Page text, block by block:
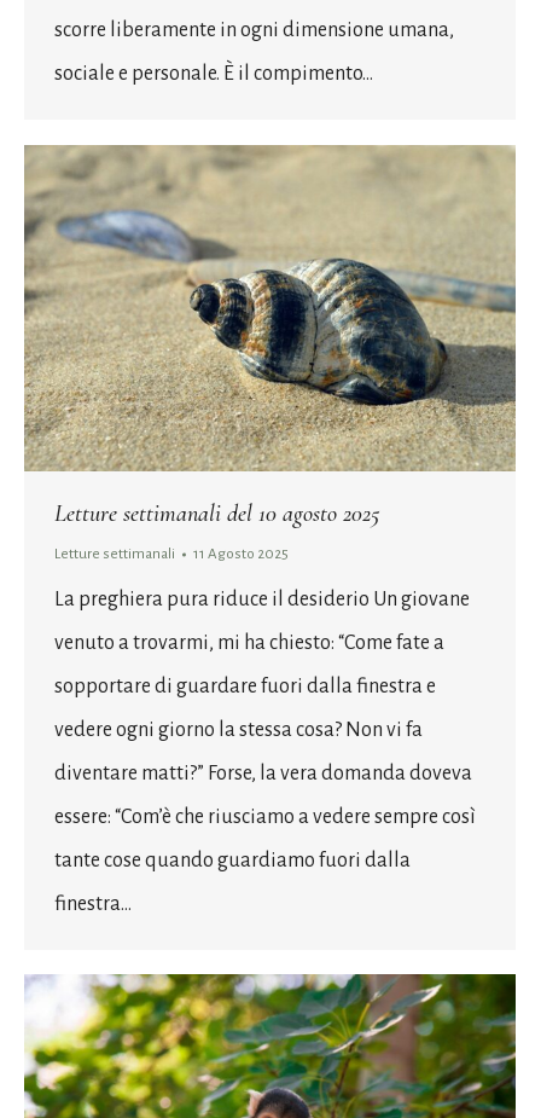
scorre liberamente in ogni dimensione umana,
sociale e personale. È il compimento…
Letture settimanali del 10 agosto 2025
Letture settimanali 11 Agosto 2025
La preghiera pura riduce il desiderio Un giovane
venuto a trovarmi, mi ha chiesto: “Come fate a
sopportare di guardare fuori dalla finestra e
vedere ogni giorno la stessa cosa? Non vi fa
diventare matti?” Forse, la vera domanda doveva
essere: “Com’è che riusciamo a vedere sempre così
tante cose quando guardiamo fuori dalla
finestra…